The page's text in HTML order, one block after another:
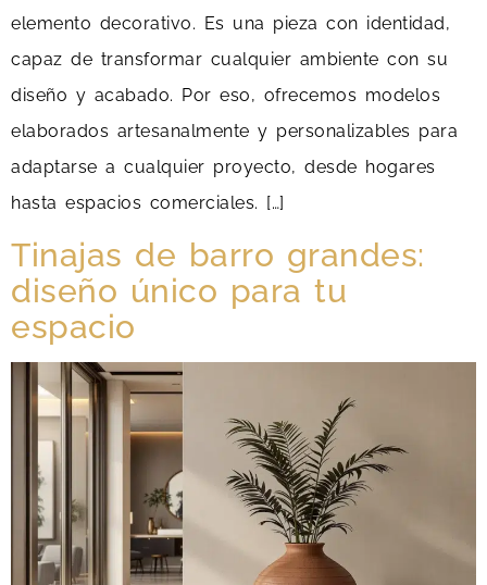
elemento decorativo. Es una pieza con identidad,
capaz de transformar cualquier ambiente con su
diseño y acabado. Por eso, ofrecemos modelos
elaborados artesanalmente y personalizables para
adaptarse a cualquier proyecto, desde hogares
hasta espacios comerciales. […]
Tinajas de barro grandes:
diseño único para tu
espacio